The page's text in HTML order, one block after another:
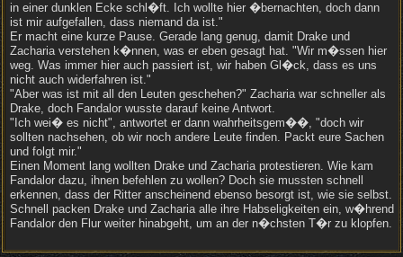
in einer dunklen Ecke schl�ft. Ich wollte hier �bernachten, doch dann
ist mir aufgefallen, dass niemand da ist."
Er macht eine kurze Pause. Gerade lang genug, damit Drake und
Zacharia verstehen k�nnen, was er eben gesagt hat. "Wir m�ssen hier
weg. Was immer hier auch passiert ist, wir haben Gl�ck, dass es uns
nicht auch widerfahren ist."
"Aber was ist mit all den Leuten geschehen?" Zacharia war schneller als
Drake, doch Fandalor wusste darauf keine Antwort.
"Ich wei� es nicht", antwortet er dann wahrheitsgem��, "doch wir
sollten nachsehen, ob wir noch andere Leute finden. Packt eure Sachen
und folgt mir."
Einen Moment lang wollten Drake und Zacharia protestieren. Wie kam
Fandalor dazu, ihnen befehlen zu wollen? Doch sie mussten schnell
erkennen, dass der Ritter anscheinend ebenso besorgt ist, wie sie selbst.
Schnell packen Drake und Zacharia alle ihre Habseligkeiten ein, w�hrend
Fandalor den Flur weiter hinabgeht, um an der n�chsten T�r zu klopfen.